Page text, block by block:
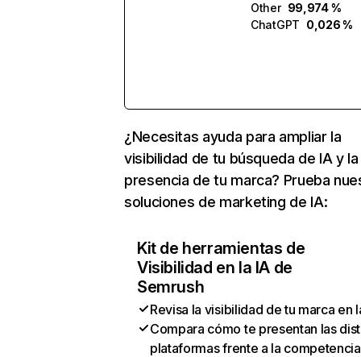
Other 99,974 %
ChatGPT 0,026 %
¿Necesitas ayuda para ampliar la
visibilidad de tu búsqueda de IA y la
presencia de tu marca? Prueba
soluciones de marketing de IA:
Kit de herramientas de
Visibilidad en la IA de
Semrush
Revisa la visibilidad de tu marca en
Compara cómo te presentan las
plataformas frente a la competencia